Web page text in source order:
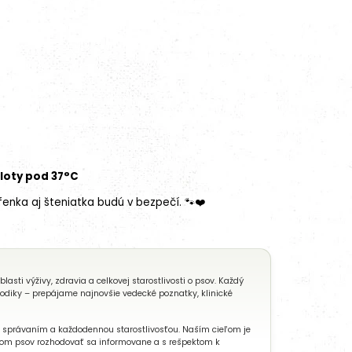
pod 37°C
aj šteniatka budú v bezpečí. 🐾❤️
výživy, zdravia a celkovej starostlivosti o psov. Každý
– prepájame najnovšie vedecké poznatky, klinické
a každodennou starostlivosťou. Naším cieľom je
psov rozhodovať sa informovane a s rešpektom k